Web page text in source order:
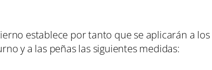
establece por tanto que se aplicarán a los
y a las peñas las siguientes medidas: